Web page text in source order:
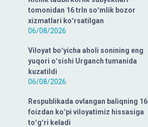
tomonidan 16 trln soʻmlik bozor
xizmatlari koʻrsatilgan
06/08/2026
Viloyat boʻyicha aholi sonining eng
yuqori oʻsishi Urganch tumanida
kuzatildi
06/08/2026
Respublikada ovlangan baliqning 16
foizdan koʻpi viloyatimiz hissasiga
toʻgʻri keladi